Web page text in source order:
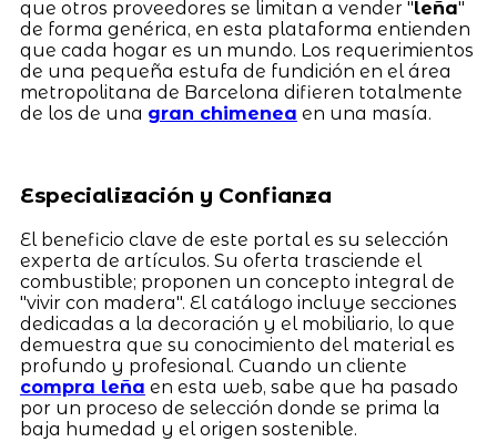
que otros proveedores se limitan a vender "leña"
de forma genérica, en esta plataforma entienden
que cada hogar es un mundo. Los requerimientos
de una pequeña estufa de fundición en el área
metropolitana de Barcelona difieren totalmente
de los de una gran chimenea en una masía.
Especialización y Confianza
El beneficio clave de este portal es su selección
experta de artículos. Su oferta trasciende el
combustible; proponen un concepto integral de
"vivir con madera". El catálogo incluye secciones
dedicadas a la decoración y el mobiliario, lo que
demuestra que su conocimiento del material es
profundo y profesional. Cuando un cliente
compra leña en esta web, sabe que ha pasado
por un proceso de selección donde se prima la
baja humedad y el origen sostenible.